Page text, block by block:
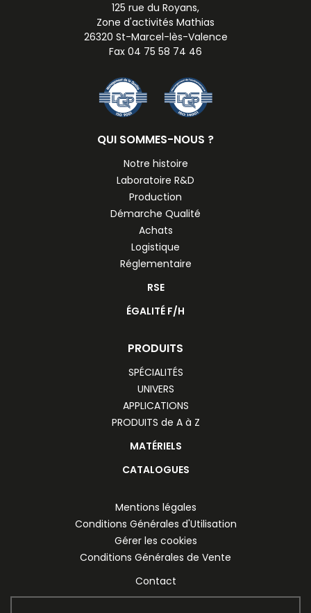
125 rue du Royans,
Zone d'activités Mathias
26320 St-Marcel-lès-Valence
Fax 04 75 58 74 46
QUI SOMMES-NOUS ?
Notre histoire
Laboratoire R&D
Production
Démarche Qualité
Achats
Logistique
Réglementaire
RSE
ÉGALITÉ F/H
PRODUITS
SPÉCIALITÉS
UNIVERS
APPLICATIONS
PRODUITS de A à Z
MATÉRIELS
CATALOGUES
Mentions légales
Conditions Générales d'Utilisation
Gérer les cookies
Conditions Générales de Vente
Contact